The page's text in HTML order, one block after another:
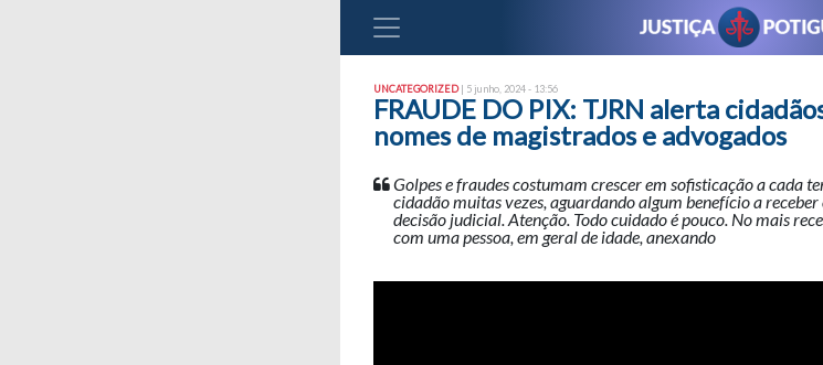
UNCATEGORIZED| 5 junho, 2024 - 13:56
FRAUDE DO PIX: TJRN alerta
nomes de magistrados e advogados
Golpes e fraudes costumam crescer em sofisticação a cada
cidadão muitas vezes, aguardando algum benefício a
decisão judicial. Atenção. Todo cuidado é pouco. No mais
com uma pessoa, em geral de idade, anexando